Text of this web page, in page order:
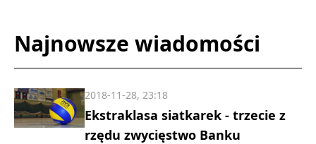
Najnowsze wiadomości
Ekstraklasa siatkarek - trzecie z
rzędu zwycięstwo Banku
2018-11-28, 23:18